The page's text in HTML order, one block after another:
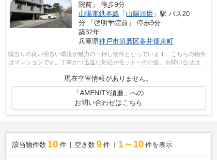
院前」 停歩9分
山陽電鉄本線 「山陽須磨 」駅 バス20
分 「啓明学院前」 停歩9分
築32年
兵庫県神戸市須磨区多井畑東町
陽当りの良い明るい環境が魅力の一押し物件となっています。こちらの物件
はマンションです。丁寧かつ迅速な対応がモットーの小総。お問い合せはコ
現在空室情報がありません。
「AMENITY須磨」への
お問い合わせはこちら
該当物件数 10件 空き数 9 件 1～10 件を表示